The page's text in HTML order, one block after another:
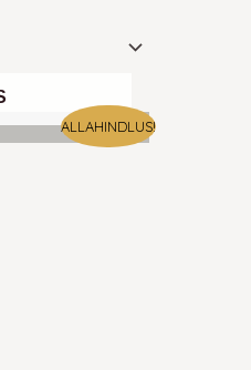
on võimalik
ALLAHINDLUS!